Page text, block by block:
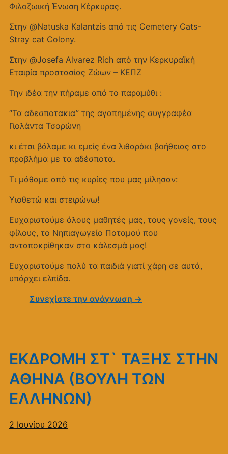
Φιλοζωική Ένωση Κέρκυρας.
Στην @Natuska Kalantzis από τις Cemetery Cats-
Stray cat Colony.
Στην @Josefa Alvarez Rich από την Κερκυραϊκή
Εταιρία προστασίας Ζώων – ΚΕΠΖ
Την ιδέα την πήραμε από το παραμύθι :
“Τα αδεσποτακια” της αγαπημένης συγγραφέα
Γιολάντα Τσορώνη
κι έτσι βάλαμε κι εμείς ένα λιθαράκι βοήθειας στο
προβλήμα με τα αδέσποτα.
Τι μάθαμε από τις κυρίες που μας μίλησαν:
Υιοθετώ και στειρώνω!
Ευχαριστούμε όλους μαθητές μας, τους γονείς, τους
φίλους, το Νηπιαγωγείο Ποταμού που
ανταποκρίθηκαν στο κάλεσμά μας!
Ευχαριστούμε πολύ τα παιδιά γιατί χάρη σε αυτά,
υπάρχει ελπίδα.
Συνεχίστε την ανάγνωση →
ΕΚΔΡΟΜΗ ΣΤ` ΤΑΞΗΣ ΣΤΗΝ
ΑΘΗΝΑ (ΒΟΥΛΗ ΤΩΝ
ΕΛΛΗΝΩΝ)
2 Ιουνίου 2026